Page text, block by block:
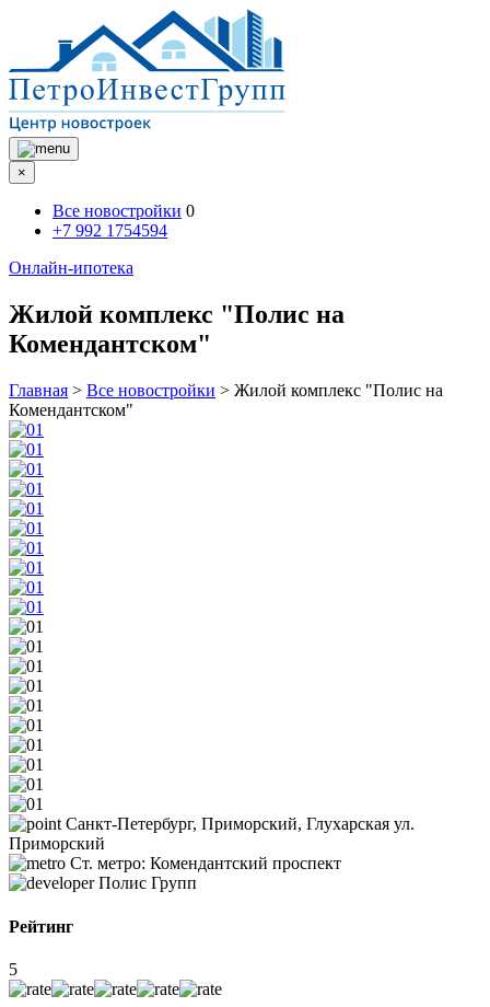
×
Все новостройки 0
+7 992 1754594
Онлайн-ипотека
Жилой комплекс "Полис на
Комендантском"
Главная > Все новостройки > Жилой комплекс "Полис на
Комендантском"
Санкт-Петербург, Приморский, Глухарская ул.
Приморский
Ст. метро: Комендантский проспект
Полис Групп
Рейтинг
5